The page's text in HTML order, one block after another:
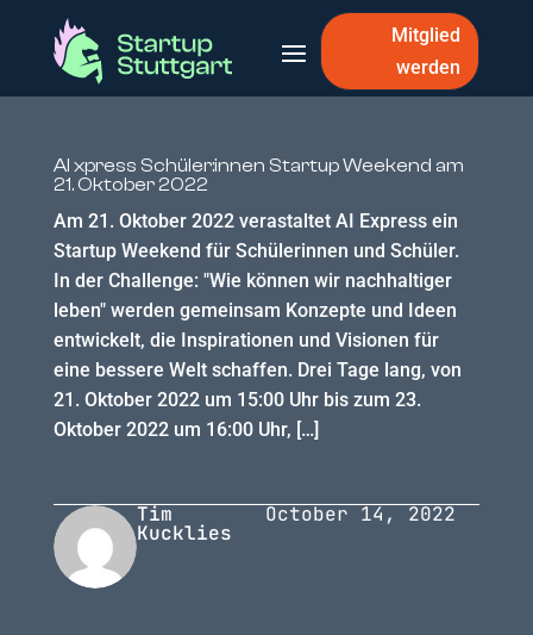
Mitglied
werden
AI xpress Schüler:innen Startup Weekend am
21. Oktober 2022
Am 21. Oktober 2022 verastaltet AI Express ein
Startup Weekend für Schülerinnen und Schüler.
In der Challenge: "Wie können wir nachhaltiger
leben" werden gemeinsam Konzepte und Ideen
entwickelt, die Inspirationen und Visionen für
eine bessere Welt schaffen. Drei Tage lang, von
21. Oktober 2022 um 15:00 Uhr bis zum 23.
Oktober 2022 um 16:00 Uhr, […]
Tim
Kucklies
October 14, 2022